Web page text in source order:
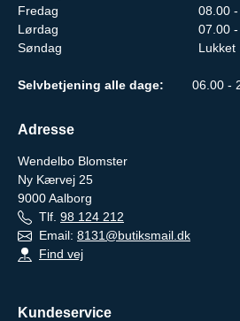
Fredag
08.00
Lørdag
07.00
Søndag
Lukket
Selvbetjening alle dage: 06.00 -
Adresse
Wendelbo Blomster
Ny Kærvej 25
9000Aalborg
Tlf. 98 124 212
Email: 8131@butiksmail.dk
Find vej
Kundeservice